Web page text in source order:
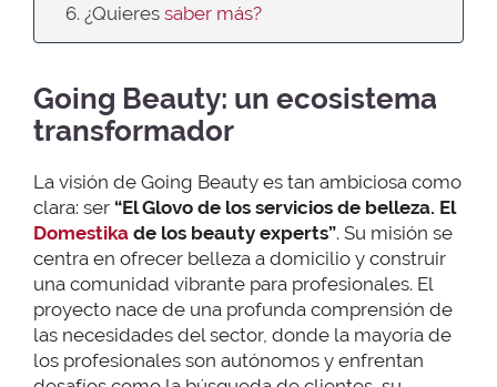
6. ¿Quieres saber más?
Going Beauty: un ecosistema
transformador
La visión de Going Beauty es tan ambiciosa como
clara: ser “El Glovo de los servicios de belleza. El
Domestika de los beauty experts”. Su misión se
centra en ofrecer belleza a domicilio y construir
una comunidad vibrante para profesionales. El
proyecto nace de una profunda comprensión de
las necesidades del sector, donde la mayoría de
los profesionales son autónomos y enfrentan